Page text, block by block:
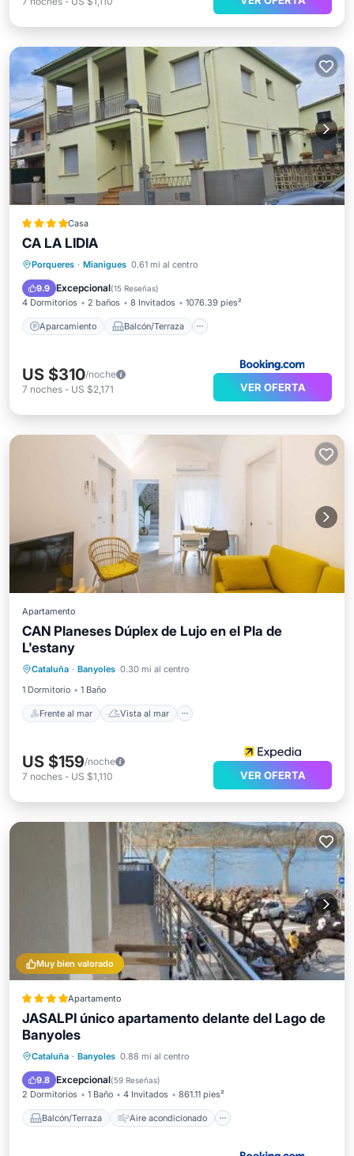
Casa
CA LA LIDIA
Porqueres · Mianigues 0.61 mi al centro
9.9 Excepcional(15 Reseñas)
4 Dormitorios 2 baños 8 Invitados 1076.39 pies²
Aparcamiento Balcón/Terraza
Aparcamiento
Balcón/Terraza
Aire acondicionado
US $310/noche
7 noches - US $2,171 VER OFERTA
Apartamento
CAN Planeses Dúplex de Lujo en el Pla de
L'estany
Cataluña · Banyoles 0.30 mi al centro
1 Dormitorio
1 Baño
Frente al mar Vista al mar
Cocina
US $159/noche
7 noches - US $1,110 VER OFERTA
Muy bien valorado
Apartamento
JASALPI único apartamento delante del Lago de
Banyoles
Cataluña · Banyoles 0.88 mi al centro
9.8 Excepcional(59 Reseñas)
2 Dormitorios 1 Baño 4 Invitados 861.11 pies²
Balcón/Terraza Aire acondicionado
Balcón/Terraza
Aire acondicionado
Internet
Apto para niños